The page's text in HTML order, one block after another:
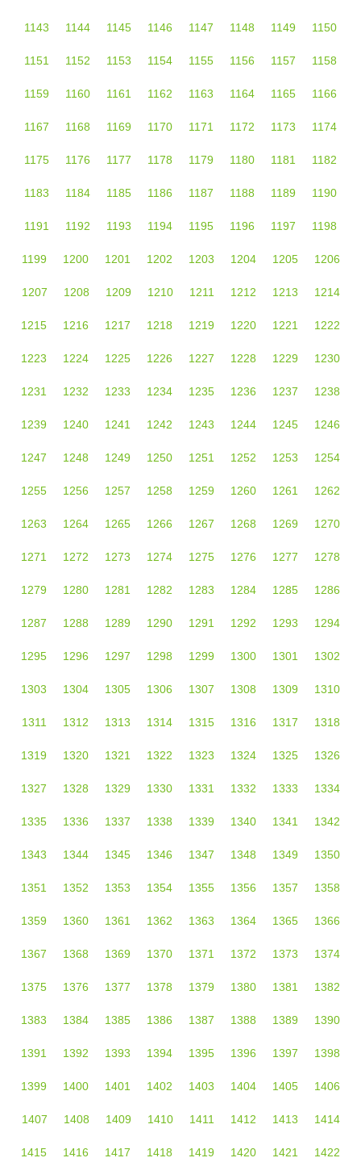
1143 1144 1145 1146 1147 1148 1149 1150
1151 1152 1153 1154 1155 1156 1157 1158
1159 1160 1161 1162 1163 1164 1165 1166
1167 1168 1169 1170 1171 1172 1173 1174
1175 1176 1177 1178 1179 1180 1181 1182
1183 1184 1185 1186 1187 1188 1189 1190
1191 1192 1193 1194 1195 1196 1197 1198
1199 1200 1201 1202 1203 1204 1205 1206
1207 1208 1209 1210 1211 1212 1213 1214
1215 1216 1217 1218 1219 1220 1221 1222
1223 1224 1225 1226 1227 1228 1229 1230
1231 1232 1233 1234 1235 1236 1237 1238
1239 1240 1241 1242 1243 1244 1245 1246
1247 1248 1249 1250 1251 1252 1253 1254
1255 1256 1257 1258 1259 1260 1261 1262
1263 1264 1265 1266 1267 1268 1269 1270
1271 1272 1273 1274 1275 1276 1277 1278
1279 1280 1281 1282 1283 1284 1285 1286
1287 1288 1289 1290 1291 1292 1293 1294
1295 1296 1297 1298 1299 1300 1301 1302
1303 1304 1305 1306 1307 1308 1309 1310
1311 1312 1313 1314 1315 1316 1317 1318
1319 1320 1321 1322 1323 1324 1325 1326
1327 1328 1329 1330 1331 1332 1333 1334
1335 1336 1337 1338 1339 1340 1341 1342
1343 1344 1345 1346 1347 1348 1349 1350
1351 1352 1353 1354 1355 1356 1357 1358
1359 1360 1361 1362 1363 1364 1365 1366
1367 1368 1369 1370 1371 1372 1373 1374
1375 1376 1377 1378 1379 1380 1381 1382
1383 1384 1385 1386 1387 1388 1389 1390
1391 1392 1393 1394 1395 1396 1397 1398
1399 1400 1401 1402 1403 1404 1405 1406
1407 1408 1409 1410 1411 1412 1413 1414
1415 1416 1417 1418 1419 1420 1421 1422